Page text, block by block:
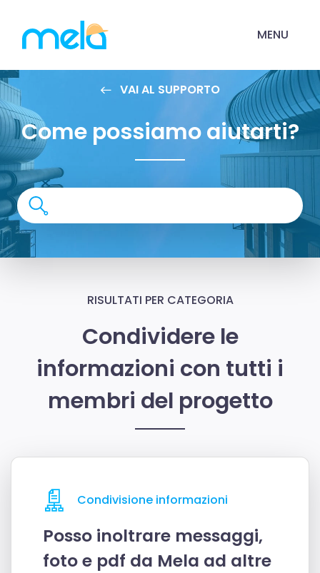
MENU
VAI AL SUPPORTO
Come possiamo aiutarti?
RISULTATI PER CATEGORIA
Condividere le
informazioni con tutti i
membri del progetto
Condivisione informazioni
Posso inoltrare messaggi,
foto e pdf da Mela ad altre